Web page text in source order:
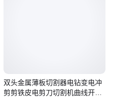
双头金属薄板切割器电钻变电冲
剪剪铁皮电剪刀切割机曲线开孔